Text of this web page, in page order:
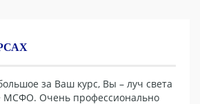
за Ваш курс, Вы – луч света
МСФО. Очень профессионально